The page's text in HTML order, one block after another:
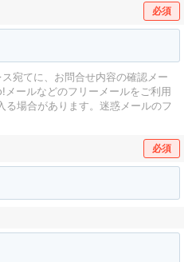
必須
宛てに、お問合せ内容の確認メー
メールなどのフリーメールをご利用
場合があります。 迷惑メールのフ
必須